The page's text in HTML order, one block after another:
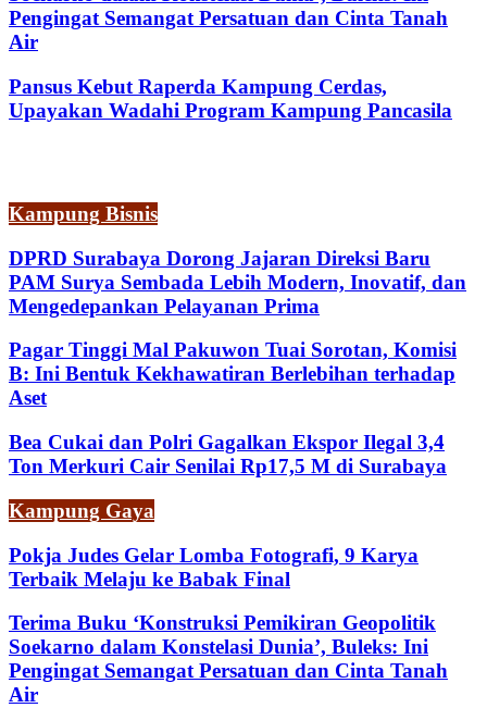
Pengingat Semangat Persatuan dan Cinta Tanah
Air
Pansus Kebut Raperda Kampung Cerdas,
Upayakan Wadahi Program Kampung Pancasila
Kampung Bisnis
DPRD Surabaya Dorong Jajaran Direksi Baru
PAM Surya Sembada Lebih Modern, Inovatif, dan
Mengedepankan Pelayanan Prima
Pagar Tinggi Mal Pakuwon Tuai Sorotan, Komisi
B: Ini Bentuk Kekhawatiran Berlebihan terhadap
Aset
Bea Cukai dan Polri Gagalkan Ekspor Ilegal 3,4
Ton Merkuri Cair Senilai Rp17,5 M di Surabaya
Kampung Gaya
Pokja Judes Gelar Lomba Fotografi, 9 Karya
Terbaik Melaju ke Babak Final
Terima Buku ‘Konstruksi Pemikiran Geopolitik
Soekarno dalam Konstelasi Dunia’, Buleks: Ini
Pengingat Semangat Persatuan dan Cinta Tanah
Air